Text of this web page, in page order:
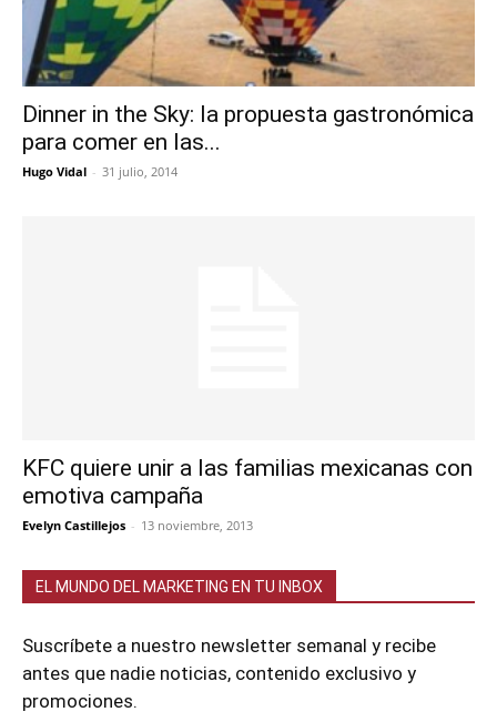
Dinner in the Sky: la propuesta gastronómica
para comer en las...
Hugo Vidal - 31 julio, 2014
KFC quiere unir a las familias mexicanas con
emotiva campaña
Evelyn Castillejos - 13 noviembre, 2013
EL MUNDO DEL MARKETING EN TU INBOX
Suscríbete a nuestro newsletter semanal y recibe
antes que nadie noticias, contenido exclusivo y
promociones.